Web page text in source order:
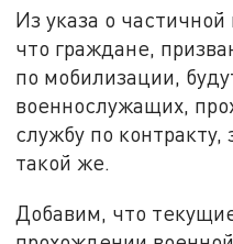
Из указа о
что граждане,
по мобилизации,
военнослужащих,
службу по контракту,
такой же.
Добавим, что